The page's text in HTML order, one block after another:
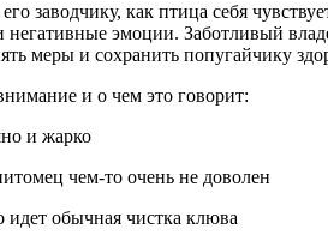
заводчику, как птица себя
эмоции. Заботливый
меры и сохранить попугайчику
и о чем это говорит:
и жарко
чем-то очень не доволен
идет обычная чистка клюва